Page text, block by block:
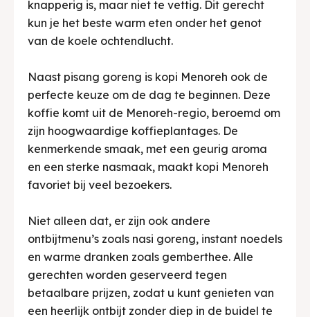
knapperig is, maar niet te vettig. Dit gerecht
kun je het beste warm eten onder het genot
van de koele ochtendlucht.
Naast pisang goreng is kopi Menoreh ook de
perfecte keuze om de dag te beginnen. Deze
koffie komt uit de Menoreh-regio, beroemd om
zijn hoogwaardige koffieplantages. De
kenmerkende smaak, met een geurig aroma
en een sterke nasmaak, maakt kopi Menoreh
favoriet bij veel bezoekers.
Niet alleen dat, er zijn ook andere
ontbijtmenu’s zoals nasi goreng, instant noedels
en warme dranken zoals gemberthee. Alle
gerechten worden geserveerd tegen
betaalbare prijzen, zodat u kunt genieten van
een heerlijk ontbijt zonder diep in de buidel te